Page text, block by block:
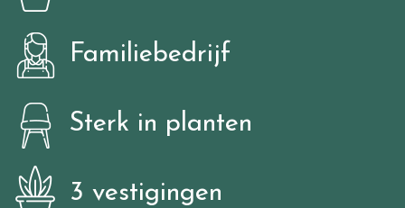
Familiebedrijf
Sterk in planten
3 vestigingen